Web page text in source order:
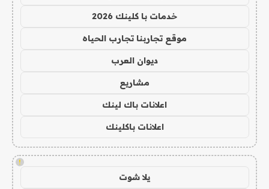
خدمات با كلينك 2026
موقع تجاربنا تجارب الحياه
ديوان العرب
مشاريع
اعلانات باك لينك
اعلانات باكلينك
!
يلا شوت